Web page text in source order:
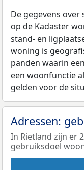
De gegevens
op de Kadaster
stand- en
woning is
panden waarin
een woonfunctie
gelden voor de
Adressen:
In Rietland zijn er
gebruiksdoel